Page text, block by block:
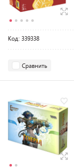
Код: 339338
Сравнить